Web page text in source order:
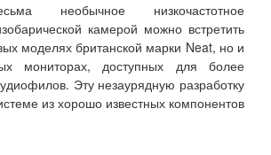
необычное низкочастотное
камерой можно встретить
моделях британской марки Neat, но и
мониторах, доступных для более
Эту незаурядную разработку
из хорошо известных компонентов